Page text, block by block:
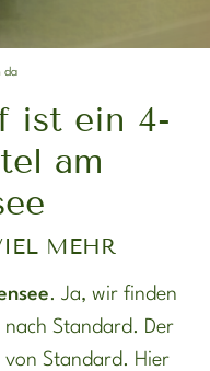
da
ist ein 4-
am
MEHR
. Ja, wir finden
nach Standard. Der
Standard. Hier